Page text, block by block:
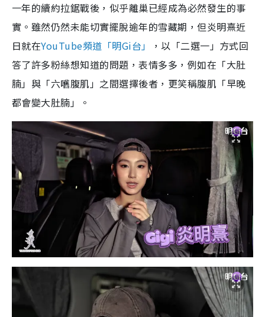
一年的續約拉鋸戰後，似乎離巢已經成為必然發生的事
實。雖然仍然未能切實擺脫逾年的雪藏期，但炎明熹近
日就在YouTube頻道「明Gi台」
，以「二選一」方式回
答了許多粉絲想知道的問題，表情多多，例如在「大肚
腩」與「六嚿腹肌」之間選擇後者，更笑稱腹肌「早晚
都會變大肚腩」。